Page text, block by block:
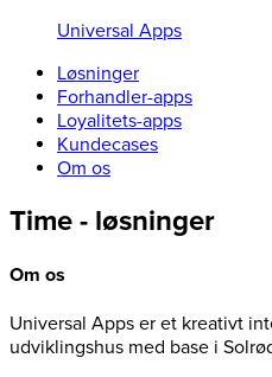
Universal Apps
Løsninger
Forhandler-apps
Loyalitets-apps
Kundecases
Om os
Time - løsninger
Om os
Universal Apps er et kreativt
udviklingshus med base i